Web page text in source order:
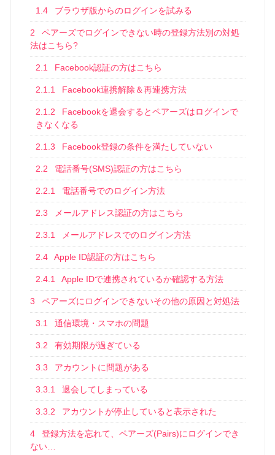
1.4 ブラウザ版からのログインを試みる
2
ペアーズでログインできない時の登録方法別の対処
法はこちら?
2.1 Facebook認証の方はこちら
2.1.1 Facebook連携解除＆再連携方法
2.1.2
Facebookを退会するとペアーズはログインで
きなくなる
2.1.3 Facebook登録の条件を満たしていない
2.2 電話番号(SMS)認証の方はこちら
2.2.1 電話番号でのログイン方法
2.3 メールアドレス認証の方はこちら
2.3.1 メールアドレスでのログイン方法
2.4 Apple ID認証の方はこちら
2.4.1 Apple IDで連携されているか確認する方法
3 ペアーズにログインできないその他の原因と対処法
3.1 通信環境・スマホの問題
3.2 有効期限が過ぎている
3.3 アカウントに問題がある
3.3.1 退会してしまっている
3.3.2 アカウントが停止していると表示された
4
登録方法を忘れて、ペアーズ(Pairs)にログインでき
ない…